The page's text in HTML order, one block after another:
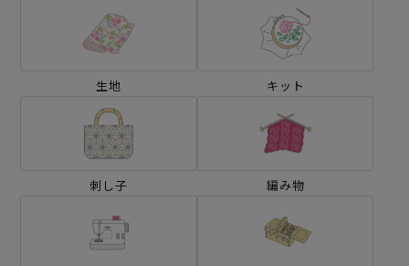
生地 キット
刺し子 編み物